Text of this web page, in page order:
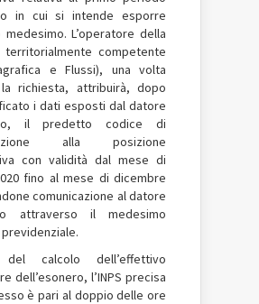
in cui si intende esporre
medesimo. L’operatore della
territorialmente competente
e Flussi), una volta
richiesta, attribuirà, dopo
i dati esposti dal datore
il predetto codice di
alla posizione
con validità dal mese di
fino al mese di dicembre
comunicazione al datore
attraverso il medesimo
calcolo dell’effettivo
dell’esonero, l’INPS precisa
è pari al doppio delle ore